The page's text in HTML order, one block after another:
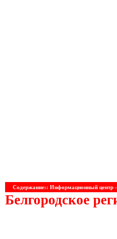
Содержание:: Информационный центр
Белгородское